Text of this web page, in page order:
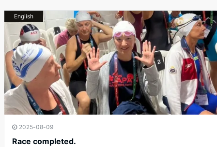
English
2025-08-09
Race completed.